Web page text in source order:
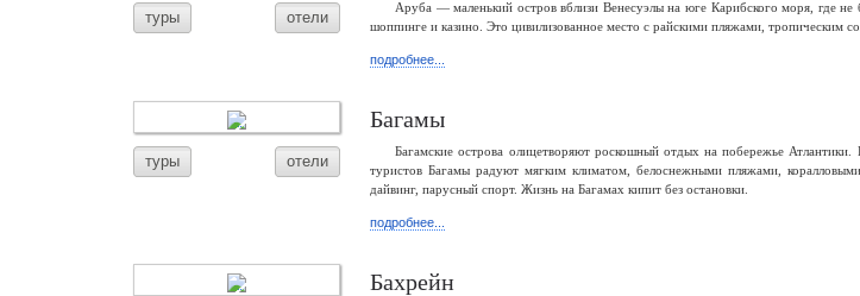
туры отели
Аруба — маленький остров вблизи Венесуэлы на юге Карибского моря, где
шоппинге и казино. Это цивилизованное место с райскими пляжами, тропическим
подробнее...
туры отели
Багамы
Багамские острова олицетворяют роскошный отдых на побережье
туристов Багамы радуют мягким климатом, белоснежными пляжами,
дайвинг, парусный спорт. Жизнь на Багамах кипит без остановки.
подробнее...
Бахрейн